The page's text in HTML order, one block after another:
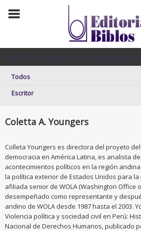
COLETTA A. YOUNGERS – EDITORIAL BIBLOS
Todos
Escritor
Coletta A. Youngers
Colleta Youngers es directora del proyeto
democracia en América Latina, es analista
acontecimientos políticos en la región
la política exterior de Estados Unidos para
afiliada senior de WOLA (Washington Office
desempeñado como representante y
andino de WOLA desde 1987 hasta el 2003.
Violencia política y sociedad civil en Perú:
Nacional de Derechos Humanos, publicado